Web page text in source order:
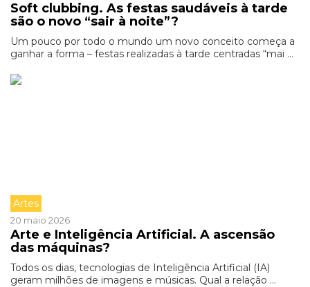
Soft clubbing. As festas saudáveis à tarde
são o novo “sair à noite”?
Um pouco por todo o mundo um novo conceito começa a
ganhar a forma – festas realizadas à tarde centradas “mai ...
Artes
20 maio 2026
Arte e Inteligência Artificial. A ascensão
das máquinas?
Todos os dias, tecnologias de Inteligência Artificial (IA)
geram milhões de imagens e músicas. Qual a relação ...